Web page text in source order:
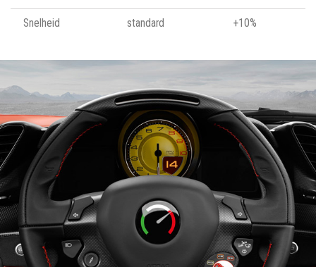
Snelheid standard +10%